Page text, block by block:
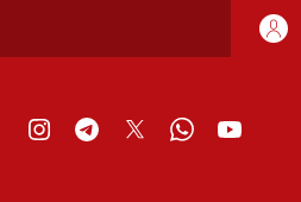
FacebookInstagramTelegramTwitter WhatsApp